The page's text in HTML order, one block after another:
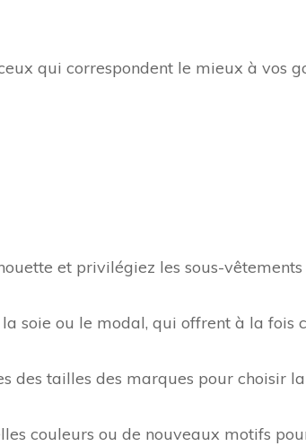
qui correspondent le mieux à vos
et privilégiez les sous-
soie ou le modal, qui offrent à la fois
des tailles des marques pour choisir
couleurs ou de nouveaux motifs